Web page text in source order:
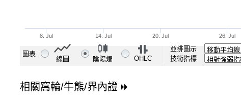
圖表
線圖 陰陽燭 OHLC
並排圖示
技術指標
相關窩輪/牛熊/界內證